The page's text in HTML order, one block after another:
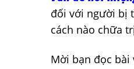
đối với người bị
cách nào chữa
Mời bạn đọc bài